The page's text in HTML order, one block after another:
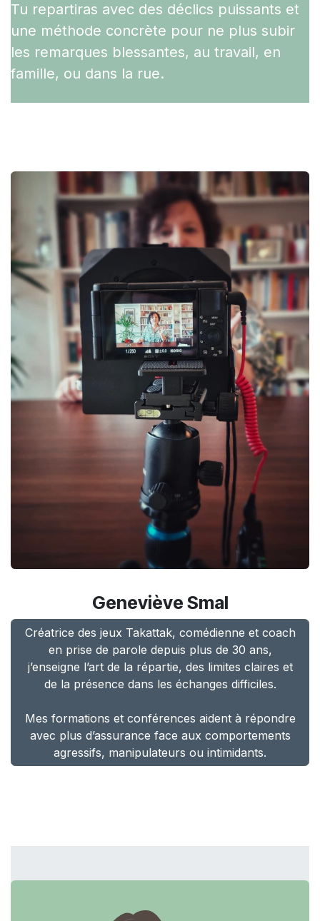
Tu repartiras avec des déclics puissants et
une méthode concrète pour ne plus subir
les remarques blessantes, au travail, en
famille, ou dans la rue.
Geneviève Smal
Créatrice des jeux Takattak, comédienne et coach
en prise de parole depuis plus de 30 ans,
j’enseigne l’art de la répartie, des limites claires et
de la présence dans les échanges difficiles.
Mes formations et conférences aident à répondre
avec plus d’assurance face aux comportements
agressifs, manipulateurs ou intimidants.